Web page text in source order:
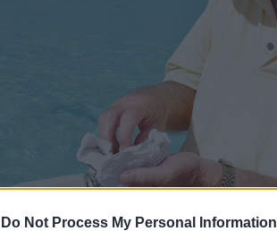
Do Not Process My Personal Information